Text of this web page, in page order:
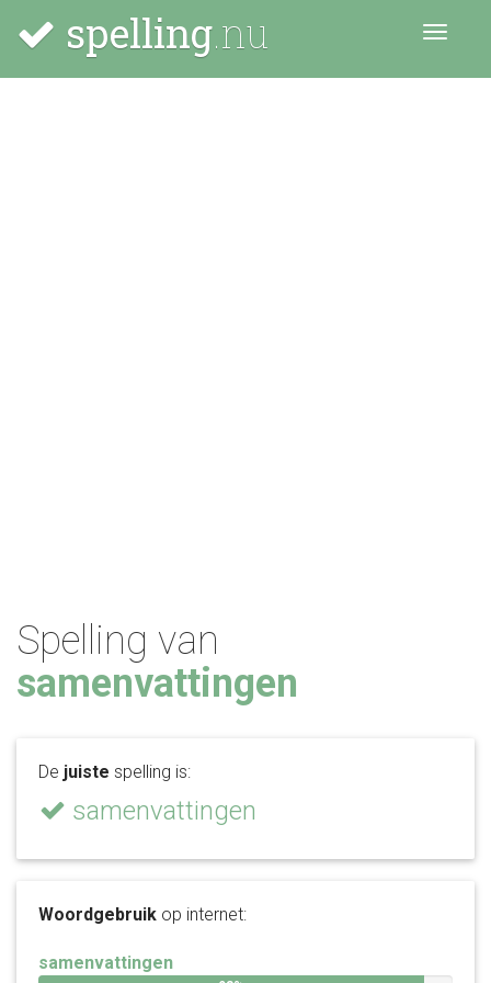
spelling.nu Menu
Spelling van
samenvattingen
De juiste spelling is:
samenvattingen
Woordgebruik op internet:
samenvattingen